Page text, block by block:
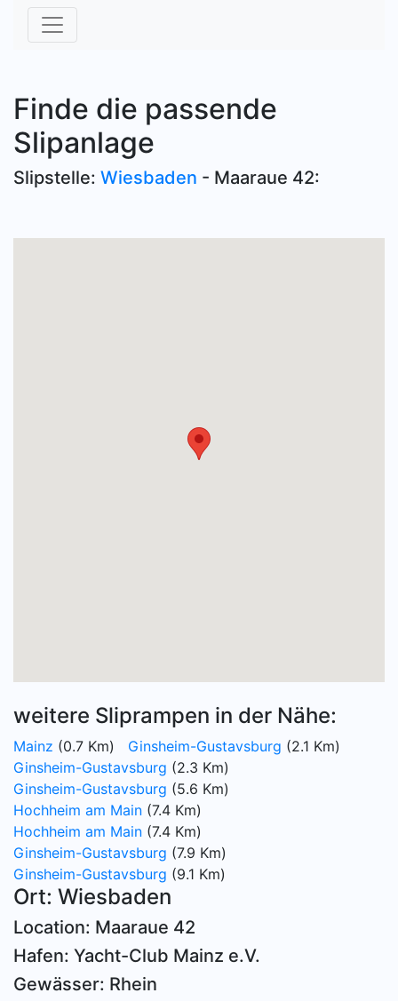
Finde die passende
Slipanlage
Slipstelle: Wiesbaden - Maaraue 42:
weitere Sliprampen in der Nähe:
Mainz (0.7 Km) Ginsheim-Gustavsburg (2.1 Km)
Ginsheim-Gustavsburg (2.3 Km)
Ginsheim-Gustavsburg (5.6 Km)
Hochheim am Main (7.4 Km)
Hochheim am Main (7.4 Km)
Ginsheim-Gustavsburg (7.9 Km)
Ginsheim-Gustavsburg (9.1 Km)
Ort: Wiesbaden
Location: Maaraue 42
Hafen: Yacht-Club Mainz e.V.
Gewässer: Rhein